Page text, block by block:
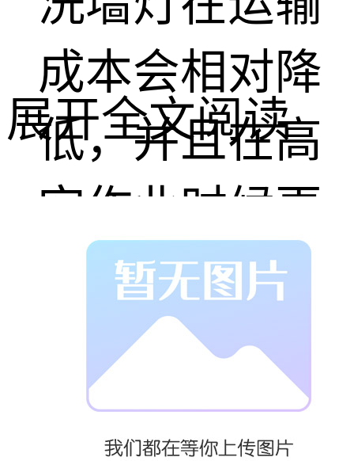
成本会相对降
低，并且在高
空作业时候更
方便。
河南省亮化公
司，河南省洗
展开全文阅读